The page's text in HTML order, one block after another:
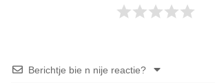
Berichtje bie n nije reactie?